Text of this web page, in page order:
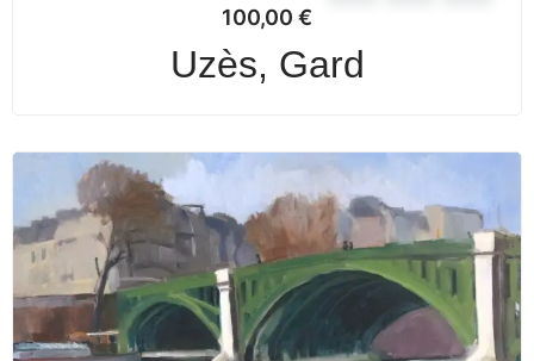
100,00 €
Uzès, Gard